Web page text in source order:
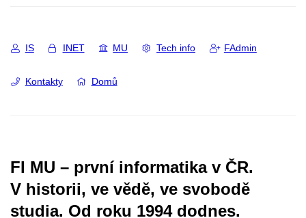
IS INET MU Tech info FAdmin
Kontakty Domů
FI MU – první informatika v ČR.
V historii, ve vědě, ve svobodě
studia. Od roku 1994 dodnes.